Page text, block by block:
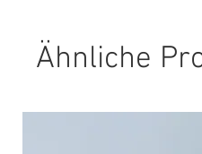
Ähnliche